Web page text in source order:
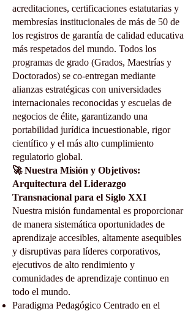
acreditaciones, certificaciones estatutarias y
membresías institucionales de más de 50 de
los registros de garantía de calidad educativa
más respetados del mundo. Todos los
programas de grado (Grados, Maestrías y
Doctorados) se co-entregan mediante
alianzas estratégicas con universidades
internacionales reconocidas y escuelas de
negocios de élite, garantizando una
portabilidad jurídica incuestionable, rigor
científico y el más alto cumplimiento
regulatorio global.
🚀 Nuestra Misión y Objetivos:
Arquitectura del Liderazgo
Transnacional para el Siglo XXI
Nuestra misión fundamental es proporcionar
de manera sistemática oportunidades de
aprendizaje accesibles, altamente asequibles
y disruptivas para líderes corporativos,
ejecutivos de alto rendimiento y
comunidades de aprendizaje continuo en
todo el mundo.
Paradigma Pedagógico Centrado en el